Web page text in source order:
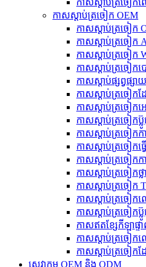
កាសស្តាប់ត្រចៀកល
កាសស្តាប់ត្រចៀក OEM
កាសស្តាប់ត្រចៀក
កាសស្តាប់ត្រចៀក
កាសស្តាប់ត្រចៀក
កាសស្តាប់ត្រចៀកប
កាសស្តាប់ផ្សព្វផ្សា
កាសស្តាប់ត្រចៀកដ
កាសស្តាប់ត្រចៀកអ
កាសស្តាប់ត្រចៀកប៊្
កាសស្តាប់ត្រចៀកក
កាសស្តាប់ត្រចៀកធ្វ
កាសស្តាប់ត្រចៀកកា
កាសស្តាប់ត្រចៀកថ្ល
កាសស្តាប់ត្រចៀក
កាសស្តាប់ត្រចៀកល
កាសស្តាប់ត្រចៀកប៊្
កាសឥតខ្សែកីឡាផ្ទ
កាសស្តាប់ត្រចៀកល
កាសស្តាប់ត្រចៀកដ
សេវាកម្ម OEM និង ODM